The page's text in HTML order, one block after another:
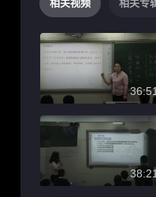
相关视频 相关专
38:21